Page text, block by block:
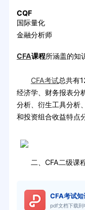
CQF
国际量化
金融分析师
CFA课程所涵盖的知
CFA考试总共有
经济学、财务报表分
分析、衍生工具分析
和投资组合收益特点
二、CFA二级课
CFA考试
pdf文档下载到